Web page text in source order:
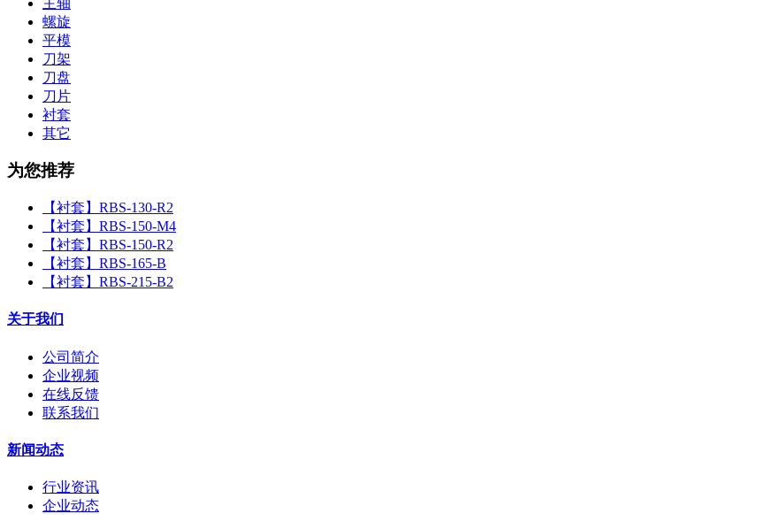
螺旋
平模
刀架
刀盘
刀片
衬套
其它
为您推荐
【衬套】RBS-130-R2
【衬套】RBS-150-M4
【衬套】RBS-150-R2
【衬套】RBS-165-B
【衬套】RBS-215-B2
关于我们
公司简介
企业视频
在线反馈
联系我们
新闻动态
行业资讯
企业动态